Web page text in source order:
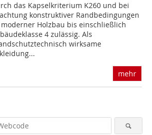
das Kapselkriterium K260 und bei
konstruktiver Randbedingungen
Holzbau bis einschließlich
4 zu­lässig. Als
wirksame
mehr